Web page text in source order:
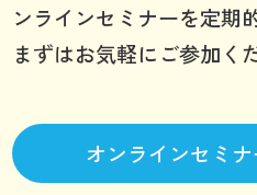
ンラインセミナーを定期
まずはお気軽にご参加く
オンラインセミ